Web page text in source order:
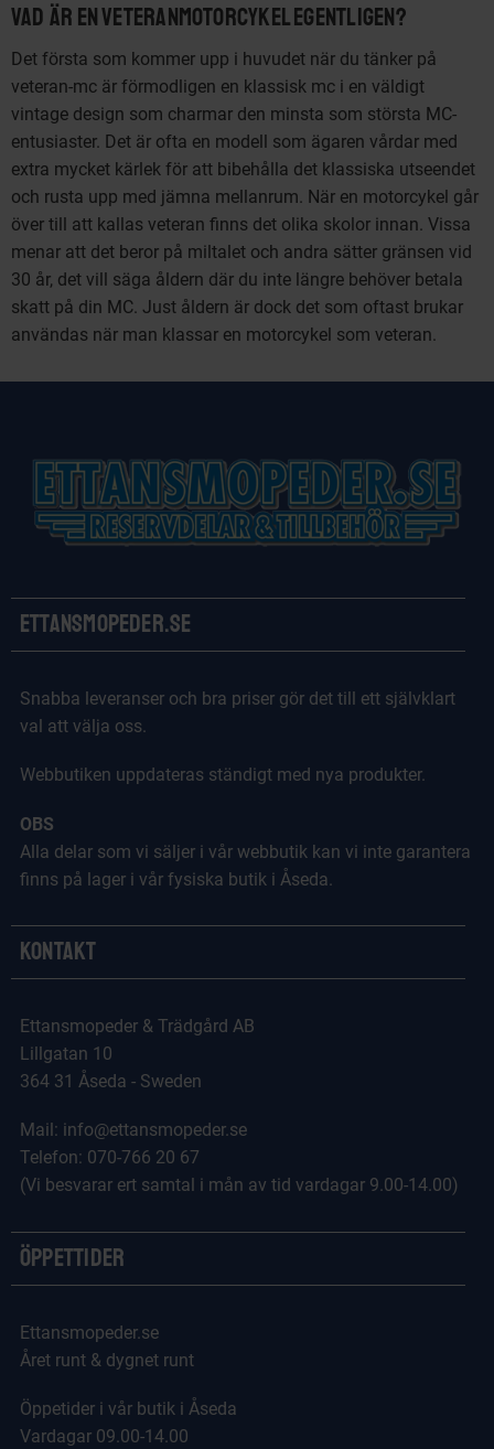
Vad är en veteranmotorcykel egentligen?
Det första som kommer upp i huvudet när du tänker på
veteran-mc är förmodligen en klassisk mc i en väldigt
vintage design som charmar den minsta som största MC-
entusiaster. Det är ofta en modell som ägaren vårdar med
extra mycket kärlek för att bibehålla det klassiska utseendet
och rusta upp med jämna mellanrum. När en motorcykel går
över till att kallas veteran finns det olika skolor innan. Vissa
menar att det beror på miltalet och andra sätter gränsen vid
30 år, det vill säga åldern där du inte längre behöver betala
skatt på din MC. Just åldern är dock det som oftast brukar
användas när man klassar en motorcykel som veteran.
Ettansmopeder.se
Snabba leveranser och bra priser gör det till ett självklart
val att välja oss.
Webbutiken uppdateras ständigt med nya produkter.
OBS
Alla delar som vi säljer i vår webbutik kan vi inte garantera
finns på lager i vår fysiska butik i Åseda.
Kontakt
Ettansmopeder & Trädgård AB
Lillgatan 10
364 31 Åseda - Sweden
Mail: info@ettansmopeder.se
Telefon: 070-766 20 67
(Vi besvarar ert samtal i mån av tid vardagar 9.00-14.00)
Öppettider
Ettansmopeder.se
Året runt & dygnet runt
Öppetider i vår butik i Åseda
Vardagar 09.00-14.00